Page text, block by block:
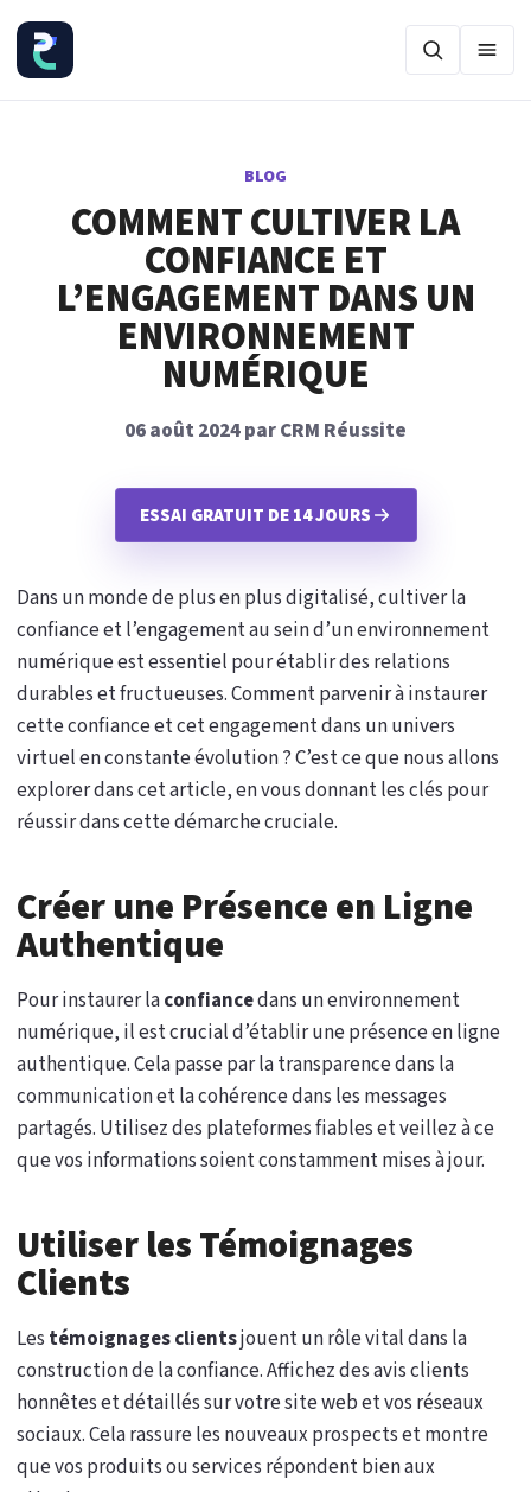
BLOG
COMMENT CULTIVER LA
CONFIANCE ET
L’ENGAGEMENT DANS UN
ENVIRONNEMENT
NUMÉRIQUE
06 août 2024 par CRM Réussite
ESSAI GRATUIT DE 14 JOURS
Dans un monde de plus en plus digitalisé, cultiver la
confiance et l’engagement au sein d’un environnement
numérique est essentiel pour établir des relations
durables et fructueuses. Comment parvenir à instaurer
cette confiance et cet engagement dans un univers
virtuel en constante évolution ? C’est ce que nous allons
explorer dans cet article, en vous donnant les clés pour
réussir dans cette démarche cruciale.
Créer une Présence en Ligne
Authentique
Pour instaurer laconfiancedans un environnement
numérique, il est crucial d’établir une présence en ligne
authentique. Cela passe par la transparence dans la
communication et la cohérence dans les messages
partagés. Utilisez des plateformes fiables et veillez à ce
que vos informations soient constamment mises à jour.
Utiliser les Témoignages
Clients
Les témoignages clientsjouent un rôle vital dans la
construction de la confiance. Affichez des avis clients
honnêtes et détaillés sur votre site web et vos réseaux
sociaux. Cela rassure les nouveaux prospects et montre
que vos produits ou services répondent bien aux